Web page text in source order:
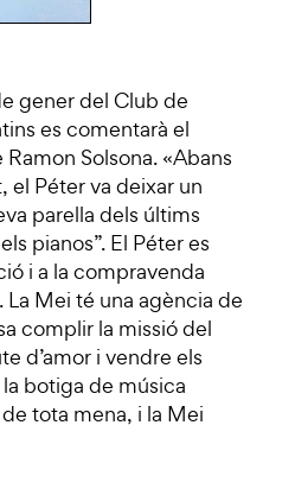
gener del Club de
es comentarà el
Solsona. «Abans
Péter va deixar un
parella dels últims
pianos”. El Péter es
i a la compravenda
La Mei té una agència de
complir la missió del
d’amor i vendre els
la botiga de música
tota mena, i la Mei